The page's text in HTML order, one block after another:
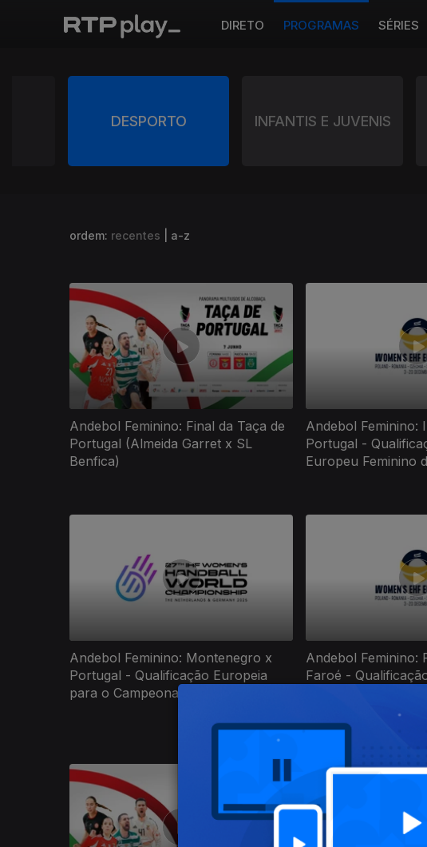
DIRETO PROGRAMAS SÉRIES
DESPORTO INFANTIS E JUVENIS
ordem: recentes a-z
Andebol Feminino: Final da Taça de
Portugal (Almeida Garret x SL
Benfica)
Andebol Feminino:
Portugal -
Europeu Feminino
Andebol Feminino: Montenegro x
Portugal - Qualificação Europeia
para o Campeonato do Mundo
Andebol Feminino:
Faroé -
893370